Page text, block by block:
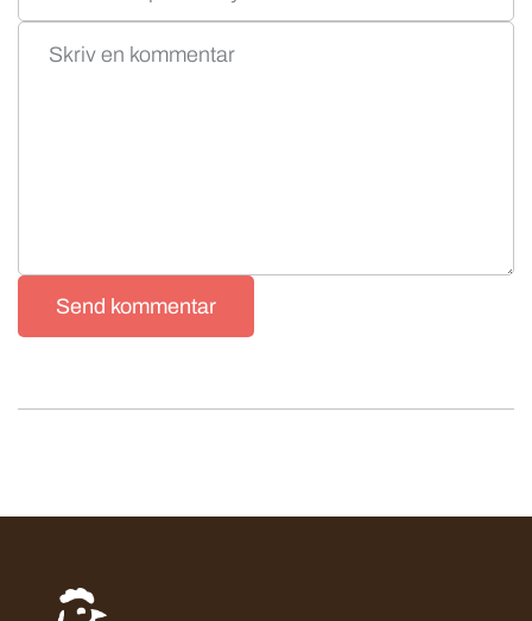
Send kommentar